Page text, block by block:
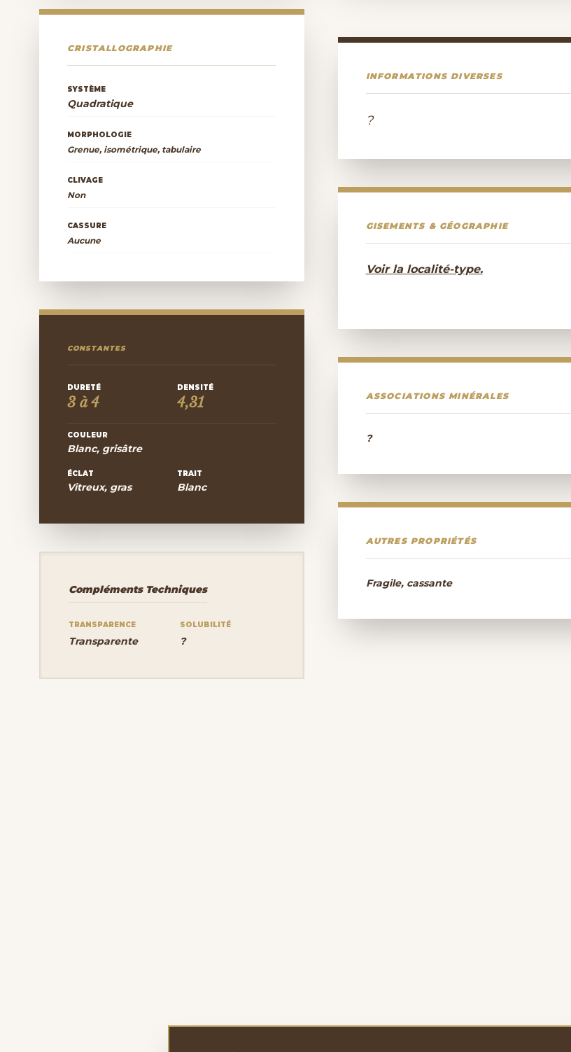
CRISTALLOGRAPHIE
SYSTÈME
Quadratique
MORPHOLOGIE
Grenue, isométrique, tabulaire
CLIVAGE
Non
CASSURE
Aucune
CONSTANTES
DURETÉ
3 à 4
DENSITÉ
4,31
COULEUR
Blanc, grisâtre
ÉCLAT
Vitreux, gras
TRAIT
Blanc
Compléments Techniques
TRANSPARENCE
Transparente
SOLUBILITÉ
?
INFORMATIONS DIVERSES
?
GISEMENTS & GÉOGRAPHIE
Voir la localité-type.
ASSOCIATIONS MINÉRALES
?
AUTRES PROPRIÉTÉS
Fragile, cassante